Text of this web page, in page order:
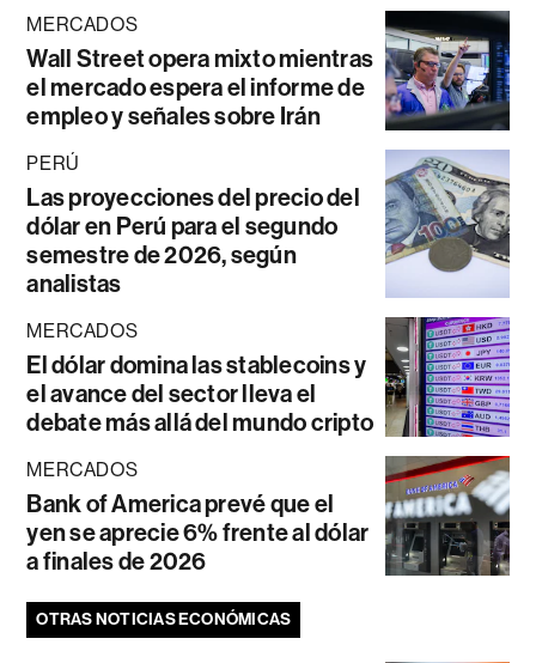
MERCADOS
Wall Street opera mixto mientras
el mercado espera el informe de
empleo y señales sobre Irán
PERÚ
Las proyecciones del precio del
dólar en Perú para el segundo
semestre de 2026, según
analistas
MERCADOS
El dólar domina las stablecoins y
el avance del sector lleva el
debate más allá del mundo cripto
MERCADOS
Bank of America prevé que el
yen se aprecie 6% frente al dólar
a finales de 2026
OTRAS NOTICIAS ECONÓMICAS